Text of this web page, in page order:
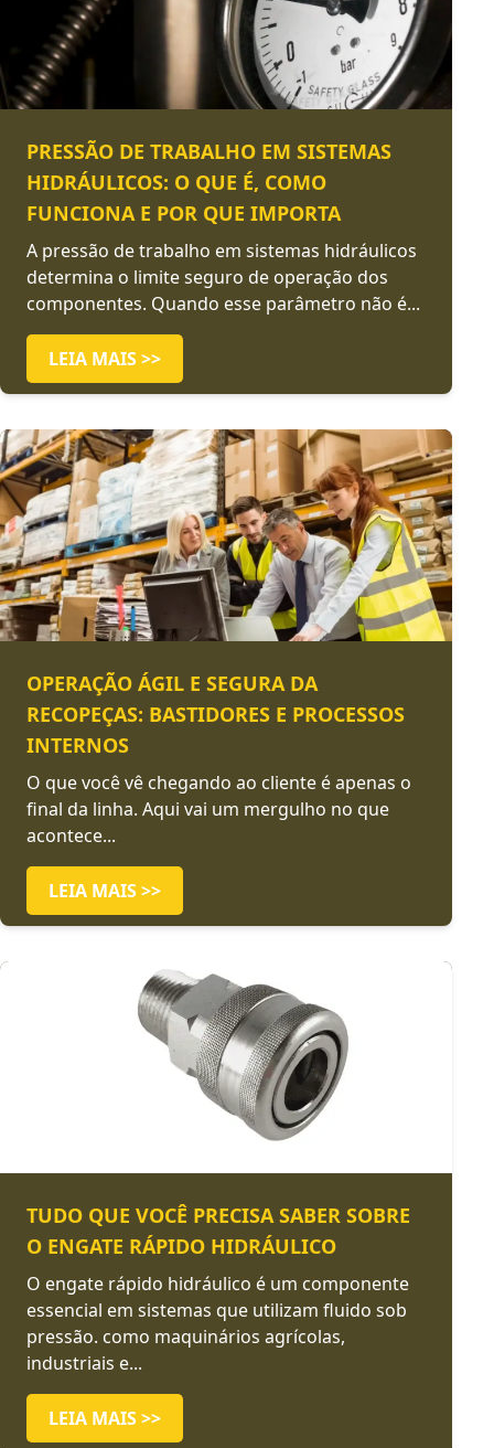
PRESSÃO DE TRABALHO EM SISTEMAS
HIDRÁULICOS: O QUE É, COMO
FUNCIONA E POR QUE IMPORTA
A pressão de trabalho em sistemas hidráulicos
determina o limite seguro de operação dos
componentes. Quando esse parâmetro não é...
LEIA MAIS >>
OPERAÇÃO ÁGIL E SEGURA DA
RECOPEÇAS: BASTIDORES E PROCESSOS
INTERNOS
O que você vê chegando ao cliente é apenas o
final da linha. Aqui vai um mergulho no que
acontece...
LEIA MAIS >>
TUDO QUE VOCÊ PRECISA SABER SOBRE
O ENGATE RÁPIDO HIDRÁULICO
O engate rápido hidráulico é um componente
essencial em sistemas que utilizam fluido sob
pressão. como maquinários agrícolas,
industriais e...
LEIA MAIS >>